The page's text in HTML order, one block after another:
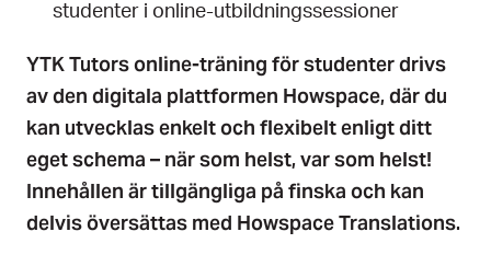
studenter i online-utbildningssessioner
YTK Tutors online-träning för studenter drivs
av den digitala plattformen Howspace, där du
kan utvecklas enkelt och flexibelt enligt ditt
eget schema – när som helst, var som helst!
Innehållen är tillgängliga på finska och kan
delvis översättas med Howspace Translations.